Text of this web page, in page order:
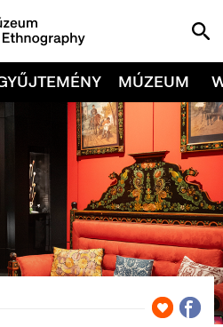
MÚZEUM